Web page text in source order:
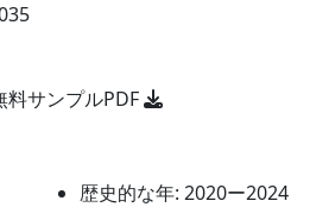
料サンプルPDF
歴史的な年: 2020ー2024